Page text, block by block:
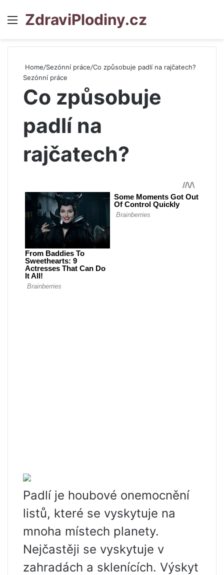
Menu
ZdraviPlodiny.cz
Home/Sezónní práce/Co způsobuje padlí na rajčatech?
Sezónní práce
Co způsobuje
padlí na
rajčatech?
Padlí je houbové onemocnění
listů, které se vyskytuje na
mnoha místech planety.
Nejčastěji se vyskytuje v
zahradách a sklenících. Výskyt